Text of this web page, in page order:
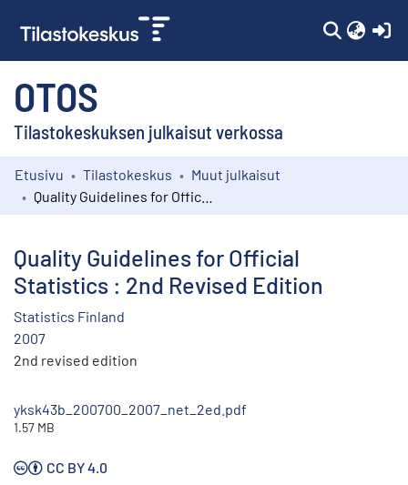
OTOS
Tilastokeskuksen julkaisut verkossa
Kokoelmat
Etusivu Tilastokeskus
Muut julkaisut
Quality Guidelines for Official
Statistics : 2nd Revised Edition
Statistics Finland
2007
2nd revised edition
yksk43b_200700_2007_net_2ed.pdf
1.57 MB
CC BY 4.0